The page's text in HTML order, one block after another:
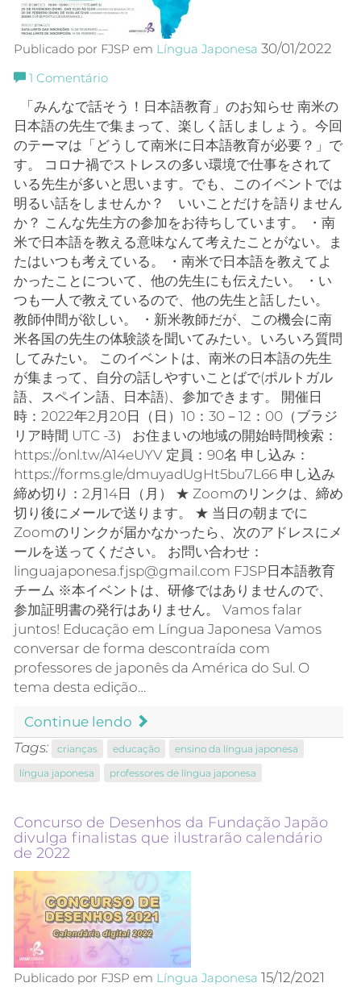
Publicado por FJSP em Língua Japonesa 30/01/2022
1 Comentário
「みんなで話そう！日本語教育」のお知らせ 南米の
日本語の先生で集まって、楽しく話しましょう。今回
のテーマは「どうして南米に日本語教育が必要？」で
す。 コロナ禍でストレスの多い環境で仕事をされて
いる先生が多いと思います。でも、このイベントでは
明るい話をしませんか？ いいことだけを語りません
か？ こんな先生方の参加をお待ちしています。 ・南
米で日本語を教える意味なんて考えたことがない。ま
たはいつも考えている。 ・南米で日本語を教えてよ
かったことについて、他の先生にも伝えたい。 ・い
つも一人で教えているので、他の先生と話したい。
教師仲間が欲しい。 ・新米教師だが、この機会に南
米各国の先生の体験談を聞いてみたい。いろいろ質問
してみたい。 このイベントは、南米の日本語の先生
が集まって、自分の話しやすいことばで(ポルトガル
語、スペイン語、日本語)、参加できます。 開催日
時：2022年2月20日（日）10：30－12：00（ブラジ
リア時間 UTC -3） お住まいの地域の開始時間検索：
https://onl.tw/A14eUYV 定員：90名 申し込み：
https://forms.gle/dmuyadUgHt5bu7L66 申し込み
締め切り：2月14日（月） ★ Zoomのリンクは、締め
切り後にメールで送ります。 ★ 当日の朝までに
Zoomのリンクが届かなかったら、次のアドレスにメ
ールを送ってください。 お問い合わせ：
linguajaponesa.fjsp@gmail.com FJSP日本語教育
チーム ※本イベントは、研修ではありませんので、
参加証明書の発行はありません。 Vamos falar
juntos! Educação em Língua Japonesa Vamos
conversar de forma descontraída com
professores de japonês da América do Sul. O
tema desta edição…
Continue lendo
Tags:
crianças educação
ensino da língua japonesa
língua japonesa
professores de língua japonesa
Concurso de Desenhos da Fundação Japão
divulga finalistas que ilustrarão calendário
de 2022
Publicado por FJSP em Língua Japonesa 15/12/2021